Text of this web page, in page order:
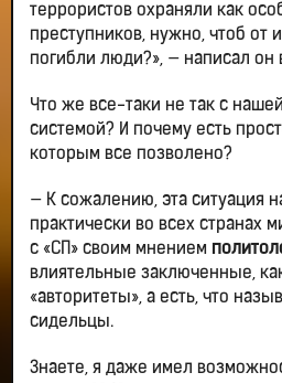
террористов охраняли как
преступников, нужно, чтоб от
погибли люди?», — написал он
Что же все-таки не так с
системой? И почему есть
которым все позволено?
— К сожалению, эта ситуация
практически во всех странах
с «СП» своим мнением
влиятельные заключенные,
«авторитеты», а есть, что
сидельцы.
Знаете, я даже имел